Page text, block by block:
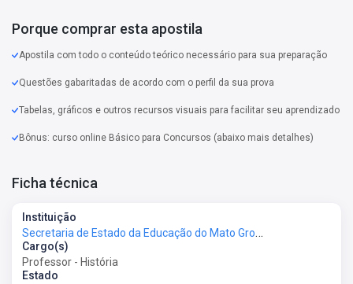
Porque comprar esta apostila
Apostila com todo o conteúdo teórico necessário para sua preparação
Questões gabaritadas de acordo com o perfil da sua prova
Tabelas, gráficos e outros recursos visuais para facilitar seu aprendizado
Bônus: curso online Básico para Concursos (abaixo mais detalhes)
Ficha técnica
Instituição
Secretaria de Estado da Educação do Mato Grosso - SEDUC-MT
Cargo(s)
Professor - História
Estado